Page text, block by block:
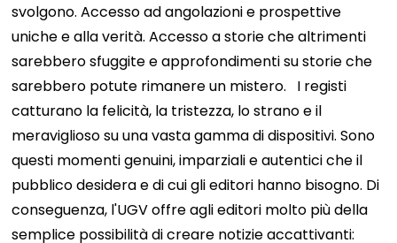
svolgono. Accesso ad angolazioni e prospettive
uniche e alla verità. Accesso a storie che altrimenti
sarebbero sfuggite e approfondimenti su storie che
sarebbero potute rimanere un mistero.
I registi
catturano la felicità, la tristezza, lo strano e il
meraviglioso su una vasta gamma di dispositivi. Sono
questi momenti genuini, imparziali e autentici che il
pubblico desidera e di cui gli editori hanno bisogno. Di
conseguenza, l'UGV offre agli editori molto più della
semplice possibilità di creare notizie accattivanti: